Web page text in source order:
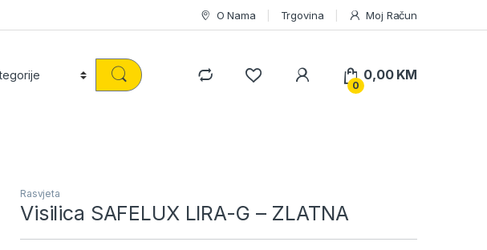
O Nama Trgovina Moj Račun
0
0,00 KM
Rasvjeta
Visilica SAFELUX LIRA-G – ZLATNA